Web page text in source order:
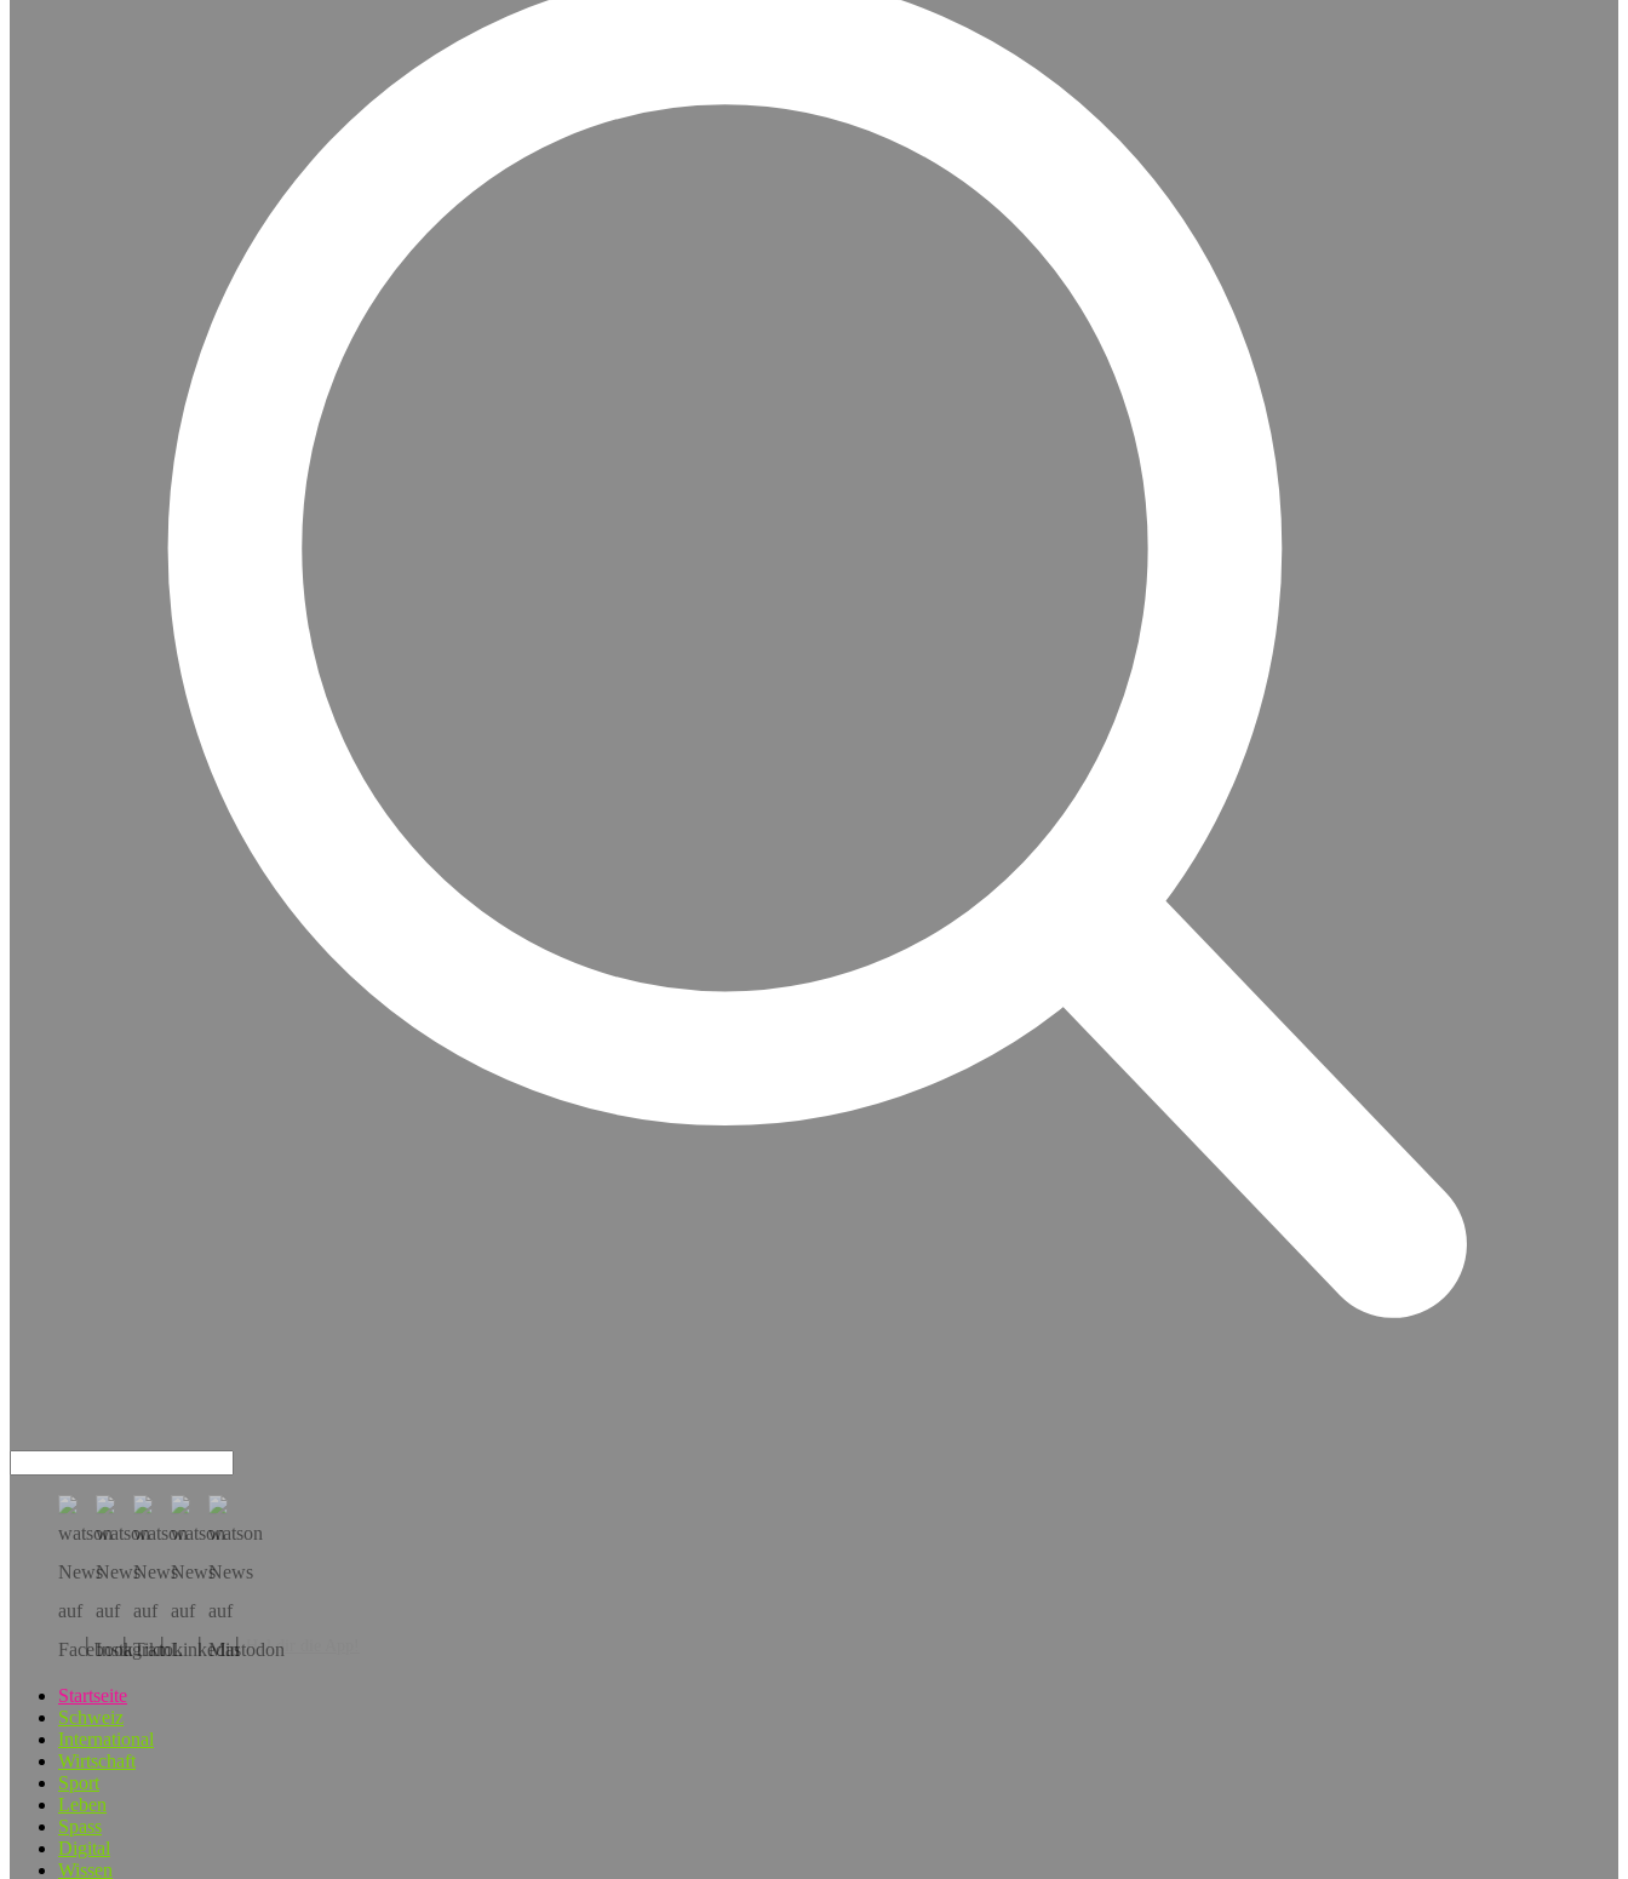
Hol dir die App!
Startseite
Schweiz
International
Wirtschaft
Sport
Leben
Spass
Digital
Wissen